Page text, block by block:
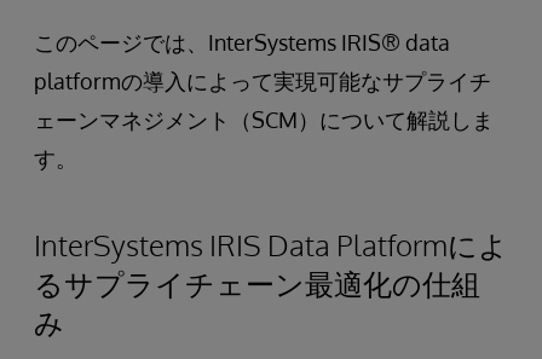
このページでは、InterSystems IRIS® data
platformの導入によって実現可能なサプライチ
ェーンマネジメント（SCM）について解説しま
す。
InterSystems IRIS Data Platformによ
るサプライチェーン最適化の仕組
み